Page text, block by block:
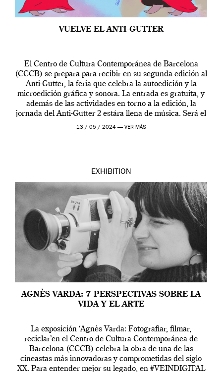
VUELVE EL ANTI-GUTTER
El Centro de Cultura Contemporánea de Barcelona
(CCCB) se prepara para recibir en su segunda edición al
Anti-Gutter, la feria que celebra la autoedición y la
microedición gráfica y sonora. La entrada es gratuita, y
además de las actividades en torno a la edición, la
jornada del Anti-Gutter 2 estára llena de música. Será el
[…]
13 / 05 / 2024 — VER MÁS
EXHIBITION
AGNÈS VARDA: 7 PERSPECTIVAS SOBRE LA
VIDA Y EL ARTE
La exposición ‘Agnès Varda: Fotografiar, filmar,
reciclar’en el Centro de Cultura Contemporánea de
Barcelona (CCCB) celebra la obra de una de las
cineastas más innovadoras y comprometidas del siglo
XX. Para entender mejor su legado, en #VEINDIGITAL